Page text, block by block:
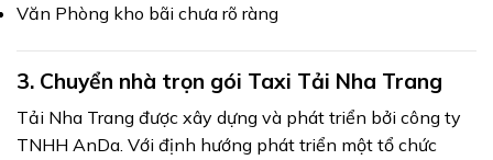
Văn Phòng kho bãi chưa rõ ràng
3. Chuyển nhà trọn gói Taxi Tải Nha Trang
Tải Nha Trang được xây dựng và phát triển bởi công ty
TNHH AnDa. Với định hướng phát triển một tổ chức